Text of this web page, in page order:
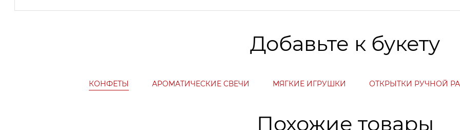
Добавьте к букету
КОНФЕТЫ АРОМАТИЧЕСКИЕ СВЕЧИ МЯГКИЕ ИГРУШКИ ОТКРЫТКИ РУЧНОЙ
Похожие товары